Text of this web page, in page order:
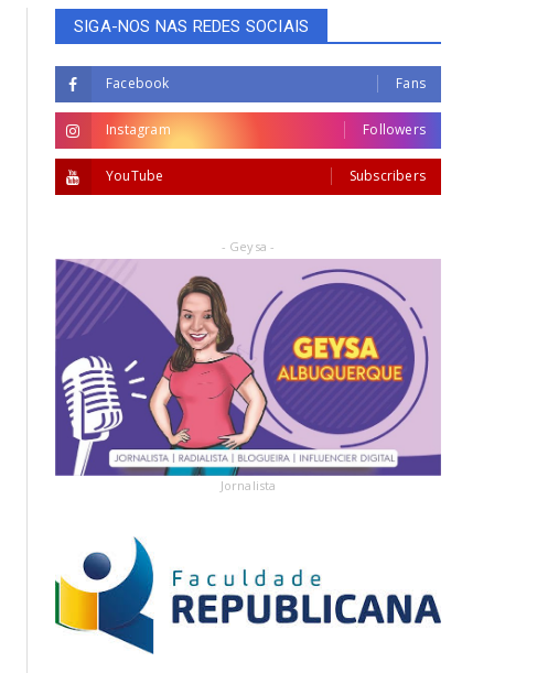
SIGA-NOS NAS REDES SOCIAIS
Facebook Fans
Instagram Followers
YouTube Subscribers
- Geysa -
Jornalista